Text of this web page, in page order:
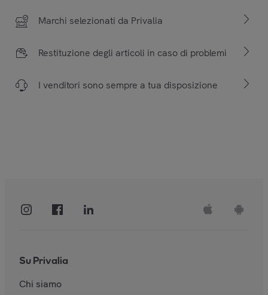
Marchi selezionati da Privalia
Restituzione degli articoli in caso di problemi
I venditori sono sempre a tua disposizione
Su Privalia
Chi siamo